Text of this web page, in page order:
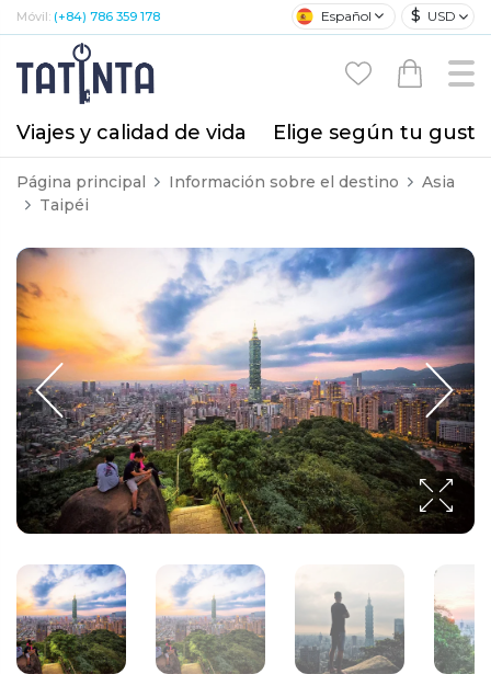
Móvil: (+84) 786 359 178 Español $ USD
Viajes y calidad de vida Elige según tu
Página principal Información sobre el destino
Asia
Taipéi